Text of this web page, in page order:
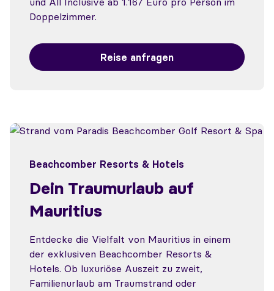
Doppelzimmer.
Reise anfragen
Beachcomber Resorts & Hotels
Dein Traumurlaub auf
Mauritius
Entdecke die Vielfalt von Mauritius in einem
der exklusiven Beachcomber Resorts &
Hotels. Ob luxuriöse Auszeit zu zweit,
Familienurlaub am Traumstrand oder